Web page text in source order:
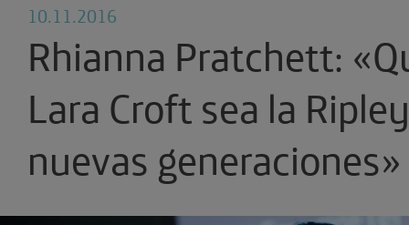
10.11.2016
Rhianna Pratchett:
Lara Croft sea la
nuevas generaciones»